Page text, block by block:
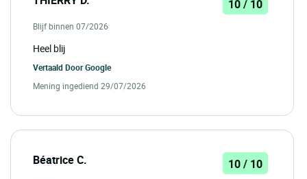
10 / 10
Blijf binnen 07/2026
Heel blij
Vertaald DoorGoogle
Mening ingediend 29/07/2026
Béatrice C. 10 / 10